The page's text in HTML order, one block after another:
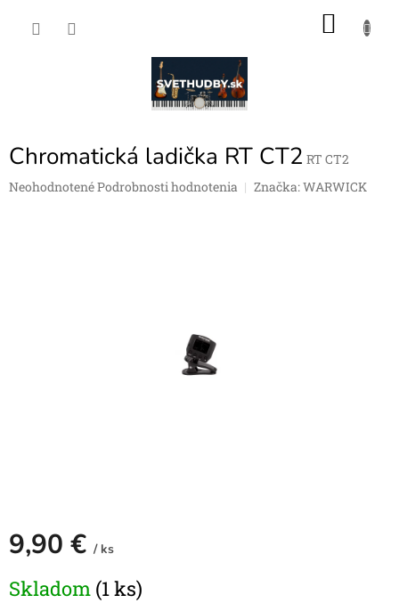
Chromatická ladička RT CT2 RT CT2
Priemerné
NeohodnotenéPodrobnosti hodnotenia Značka:WARWICK
9,90 € / ks
cena:
Skladom (1 ks)